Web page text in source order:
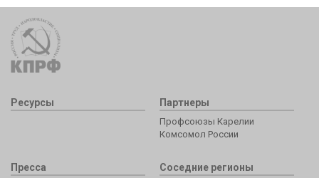
Ресурсы Партнеры
Профсоюзы Карелии
Комсомол России
Пресса Соседние регионы